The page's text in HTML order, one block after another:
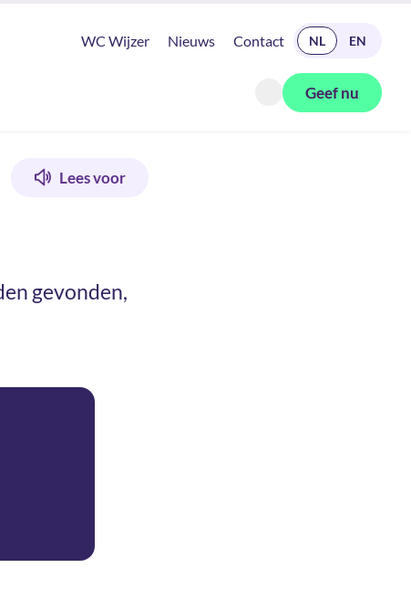
WC Wijzer Nieuws Contact READ IN ENGLISH
NL EN
Zoeken openen
Geef nu
Lees voor
gevonden,